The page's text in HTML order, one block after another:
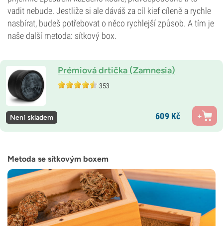
vadit nebude. Jestliže si ale dáváš za cíl kief cíleně a rychle
nasbírat, budeš potřebovat o něco rychlejší způsob. A tím je
naše další metoda: sítkový box.
Prémiová drtička (Zamnesia)
353
Není skladem 609Kč
Metoda se sítkovým boxem